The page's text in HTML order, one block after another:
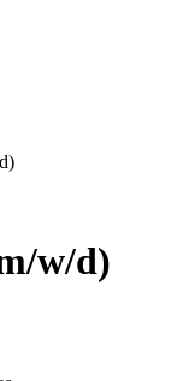
w/d)